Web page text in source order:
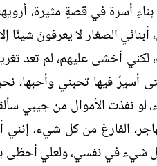
أسرة في قصةٍ مثيرة،
الصغار لا يعرفونَ شيئًا
أخشى عليهم، لم تعد
أسيرُ فيها تحبني وأحبها،
لو نفذت الأموال من جيبي
الفارغ من كل شيء،
شيء في نفسي، ولعلي أحظى